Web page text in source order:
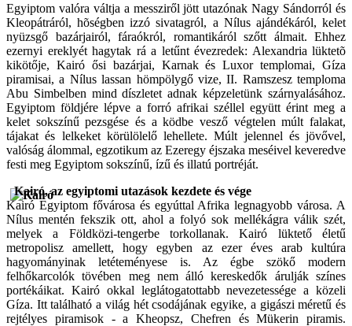
Egyiptom valóra váltja a messziről jött utazónak Nagy Sándorról és
Kleopátráról, hõségben izzó sivatagról, a Nílus ajándékáról, kelet
nyüzsgő bazárjairól, fáraókról, romantikáról szőtt álmait. Ehhez
ezernyi ereklyét hagytak rá a letűnt évezredek: Alexandria lüktetõ
kikötője, Kairó ősi bazárjai, Karnak és Luxor templomai, Gíza
piramisai, a Nílus lassan hömpölygő vize, II. Ramszesz temploma
Abu Simbelben mind díszletet adnak képzeletünk szárnyalásához.
Egyiptom földjére lépve a forró afrikai széllel együtt érint meg a
kelet sokszínű pezsgése és a ködbe vesző végtelen múlt falakat,
tájakat és lelkeket körülölelő lehellete. Múlt jelennel és jövővel,
valóság álommal, egzotikum az Ezeregy éjszaka meséivel keveredve
festi meg Egyiptom sokszínű, ízű és illatú portréját.
Kairó, az egyiptomi utazások kezdete és vége
Kairó Egyiptom fővárosa és egyúttal Afrika legnagyobb városa. A
Nílus mentén fekszik ott, ahol a folyó sok mellékágra válik szét,
melyek a Földközi-tengerbe torkollanak. Kairó lüktető életű
metropolisz amellett, hogy egyben az ezer éves arab kultúra
hagyományinak letéteményese is. Az égbe szökő modern
felhőkarcolók tövében meg nem álló kereskedők árulják színes
portékáikat. Kairó okkal leglátogatottabb nevezetessége a közeli
Gíza. Itt található a világ hét csodájának egyike, a gigászi méretű és
rejtélyes piramisok - a Kheopsz, Chefren és Mükerin piramis.